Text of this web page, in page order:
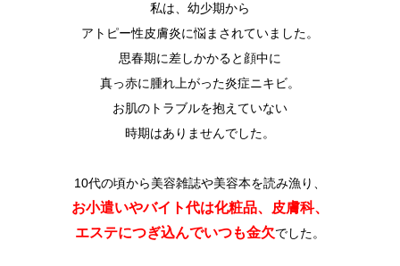
私は、幼少期から
アトピー性皮膚炎に悩まされていました。
思春期に差しかかると顔中に
真っ赤に腫れ上がった炎症ニキビ。
お肌のトラブルを抱えていない
時期はありませんでした。
10代の頃から美容雑誌や美容本を読み漁り、
お小遣いやバイト代は化粧品、皮膚科、
エステにつぎ込んでいつも金欠でした。